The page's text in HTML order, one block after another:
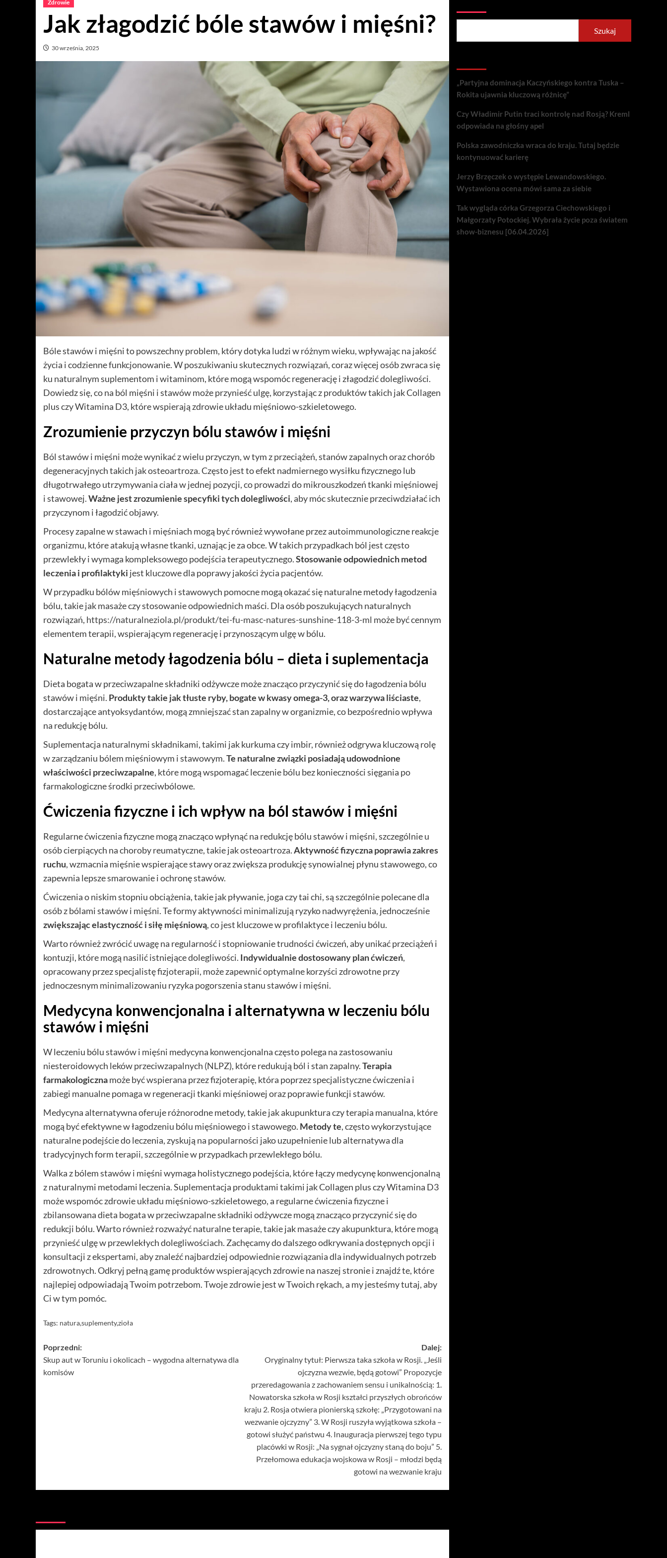
Zdrowie
Jak złagodzić bóle stawów i mięśni?
30 września, 2025
Bóle stawów i mięśni to powszechny problem, który dotyka ludzi w różnym wieku, wpływając na jakość
życia i codzienne funkcjonowanie. W poszukiwaniu skutecznych rozwiązań, coraz więcej osób zwraca się
ku naturalnym suplementom i witaminom, które mogą wspomóc regenerację i złagodzić dolegliwości.
Dowiedz się, co na ból mięśni i stawów może przynieść ulgę, korzystając z produktów takich jak Collagen
plus czy Witamina D3, które wspierają zdrowie układu mięśniowo-szkieletowego.
Zrozumienie przyczyn bólu stawów i mięśni
Ból stawów i mięśni może wynikać z wielu przyczyn, w tym z przeciążeń, stanów zapalnych oraz chorób
degeneracyjnych takich jak osteoartroza. Często jest to efekt nadmiernego wysiłku fizycznego lub
długotrwałego utrzymywania ciała w jednej pozycji, co prowadzi do mikrouszkodzeń tkanki mięśniowej
i stawowej.Ważne jest zrozumienie specyfiki tych dolegliwości, aby móc skutecznie przeciwdziałać ich
przyczynom i łagodzić objawy.
Procesy zapalne w stawach i mięśniach mogą być również wywołane przez autoimmunologiczne reakcje
organizmu, które atakują własne tkanki, uznając je za obce. W takich przypadkach ból jest często
przewlekły i wymaga kompleksowego podejścia terapeutycznego.Stosowanie odpowiednich metod
leczenia i profilaktyki jest kluczowe dla poprawy jakości życia pacjentów.
W przypadku bólów mięśniowych i stawowych pomocne mogą okazać się naturalne metody łagodzenia
bólu, takie jak masaże czy stosowanie odpowiednich maści. Dla osób poszukujących naturalnych
rozwiązań, https://naturalneziola.pl/produkt/tei-fu-masc-natures-sunshine-118-3-ml może być cennym
elementem terapii, wspierającym regenerację i przynoszącym ulgę w bólu.
Naturalne metody łagodzenia bólu – dieta i suplementacja
Dieta bogata w przeciwzapalne składniki odżywcze może znacząco przyczynić się do łagodzenia bólu
stawów i mięśni. Produkty takie jak tłuste ryby, bogate w kwasy omega-3, oraz warzywa liściaste,
dostarczające antyoksydantów, mogą zmniejszać stan zapalny w organizmie, co bezpośrednio wpływa
na redukcję bólu.
Suplementacja naturalnymi składnikami, takimi jak kurkuma czy imbir, również odgrywa kluczową rolę
w zarządzaniu bólem mięśniowym i stawowym.Te naturalne związki posiadają udowodnione
właściwości przeciwzapalne, które mogą wspomagać leczenie bólu bez konieczności sięgania po
farmakologiczne środki przeciwbólowe.
Ćwiczenia fizyczne i ich wpływ na ból stawów i mięśni
Regularne ćwiczenia fizyczne mogą znacząco wpłynąć na redukcję bólu stawów i mięśni, szczególnie u
osób cierpiących na choroby reumatyczne, takie jak osteoartroza.Aktywność fizyczna poprawia zakres
ruchu, wzmacnia mięśnie wspierające stawy oraz zwiększa produkcję synowialnej płynu stawowego, co
zapewnia lepsze smarowanie i ochronę stawów.
Ćwiczenia o niskim stopniu obciążenia, takie jak pływanie, joga czy tai chi, są szczególnie polecane dla
osób z bólami stawów i mięśni. Te formy aktywności minimalizują ryzyko nadwyrężenia, jednocześnie
zwiększając elastyczność i siłę mięśniową, co jest kluczowe w profilaktyce i leczeniu bólu.
Warto również zwrócić uwagę na regularność i stopniowanie trudności ćwiczeń, aby unikać przeciążeń i
kontuzji, które mogą nasilić istniejące dolegliwości. Indywidualnie dostosowany plan ćwiczeń,
opracowany przez specjalistę fizjoterapii, może zapewnić optymalne korzyści zdrowotne przy
jednoczesnym minimalizowaniu ryzyka pogorszenia stanu stawów i mięśni.
Medycyna konwencjonalna i alternatywna w leczeniu bólu
stawów i mięśni
W leczeniu bólu stawów i mięśni medycyna konwencjonalna często polega na zastosowaniu
niesteroidowych leków przeciwzapalnych (NLPZ), które redukują ból i stan zapalny.Terapia
farmakologicznamoże być wspierana przez fizjoterapię, która poprzez specjalistyczne ćwiczenia i
zabiegi manualne pomaga w regeneracji tkanki mięśniowej oraz poprawie funkcji stawów.
Medycyna alternatywna oferuje różnorodne metody, takie jak akupunktura czy terapia manualna, które
mogą być efektywne w łagodzeniu bólu mięśniowego i stawowego. Metody te, często wykorzystujące
naturalne podejście do leczenia, zyskują na popularności jako uzupełnienie lub alternatywa dla
tradycyjnych form terapii, szczególnie w przypadkach przewlekłego bólu.
Walka z bólem stawów i mięśni wymaga holistycznego podejścia, które łączy medycynę konwencjonalną
z naturalnymi metodami leczenia. Suplementacja produktami takimi jak Collagen plus czy Witamina D3
może wspomóc zdrowie układu mięśniowo-szkieletowego, a regularne ćwiczenia fizyczne i
zbilansowana dieta bogata w przeciwzapalne składniki odżywcze mogą znacząco przyczynić się do
redukcji bólu. Warto również rozważyć naturalne terapie, takie jak masaże czy akupunktura, które mogą
przynieść ulgę w przewlekłych dolegliwościach. Zachęcamy do dalszego odkrywania dostępnych opcji i
konsultacji z ekspertami, aby znaleźć najbardziej odpowiednie rozwiązania dla indywidualnych potrzeb
zdrowotnych. Odkryj pełną gamę produktów wspierających zdrowie na naszej stronie i znajdź te, które
najlepiej odpowiadają Twoim potrzebom. Twoje zdrowie jest w Twoich rękach, a my jesteśmy tutaj, aby
Ci w tym pomóc.
Tags: natura,suplementy,zioła
Zobacz
wpisy
Poprzedni:
Skup aut w Toruniu i okolicach – wygodna alternatywa dla
komisów
Dalej:
Oryginalny tytuł: Pierwsza taka szkoła w Rosji. „Jeśli
ojczyzna wezwie, będą gotowi” Propozycje
przeredagowania z zachowaniem sensu i unikalnością: 1.
Nowatorska szkoła w Rosji kształci przyszłych obrońców
kraju 2. Rosja otwiera pionierską szkołę: „Przygotowani na
wezwanie ojczyzny” 3. W Rosji ruszyła wyjątkowa szkoła –
gotowi służyć państwu 4. Inauguracja pierwszej tego typu
placówki w Rosji: „Na sygnał ojczyzny staną do boju” 5.
Przełomowa edukacja wojskowa w Rosji – młodzi będą
gotowi na wezwanie kraju
Szukaj
„Partyjna dominacja Kaczyńskiego kontra Tuska –
Rokita ujawnia kluczową różnicę”
Czy Władimir Putin traci kontrolę nad Rosją? Kreml
odpowiada na głośny apel
Polska zawodniczka wraca do kraju. Tutaj będzie
kontynuować karierę
Jerzy Brzęczek o występie Lewandowskiego.
Wystawiona ocena mówi sama za siebie
Tak wygląda córka Grzegorza Ciechowskiego i
Małgorzaty Potockiej. Wybrała życie poza światem
show-biznesu [06.04.2026]